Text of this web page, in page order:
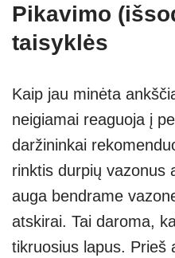
Pikavimo
taisyklės
Kaip jau minėta
neigiamai reaguoja į
daržininkai
rinktis durpių vazonus
auga bendrame
atskirai. Tai daroma,
tikruosius lapus. Prieš